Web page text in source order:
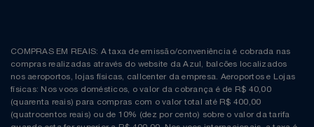
COMPRAS EM REAIS: A taxa de emissão/conveniência é cobrada nas
compras realizadas através do website da Azul, balcões localizados
nos aeroportos, lojas físicas, callcenter da empresa. Aeroportos e Lojas
físicas: Nos voos domésticos, o valor da cobrança é de R$ 40,00
(quarenta reais) para compras com o valor total até R$ 400,00
(quatrocentos reais) ou de 10% (dez por cento) sobre o valor da tarifa